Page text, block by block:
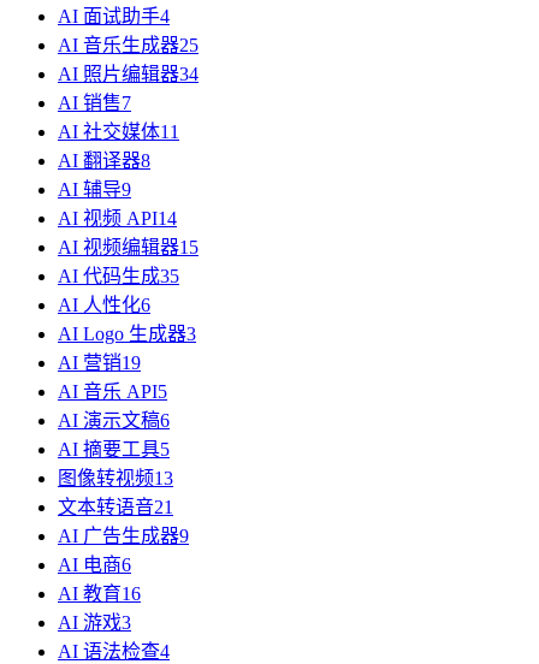
AI 面试助手4
AI 音乐生成器25
AI 照片编辑器34
AI 销售7
AI 社交媒体11
AI 翻译器8
AI 辅导9
AI 视频 API14
AI 视频编辑器15
AI 代码生成35
AI 人性化6
AI Logo 生成器3
AI 营销19
AI 音乐 API5
AI 演示文稿6
AI 摘要工具5
图像转视频13
文本转语音21
AI 广告生成器9
AI 电商6
AI 教育16
AI 游戏3
AI 语法检查4